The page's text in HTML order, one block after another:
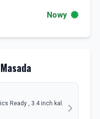
Nowy
Ready , 3.4 inch kal.